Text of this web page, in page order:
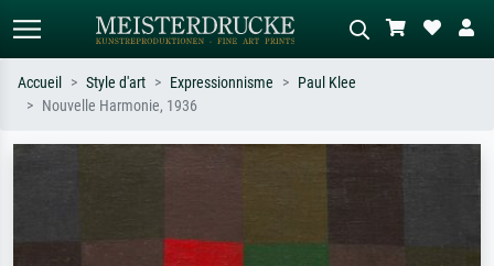
Recherchez par artiste, titre ou style –
ex. Monet, Nuit étoilée,
Accueil Style d'art Expressionnisme
Paul Klee
Nouvelle Harmonie, 1936